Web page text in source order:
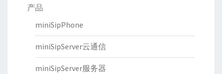
产品
miniSipPhone
miniSipServer云通信
miniSipServer服务器